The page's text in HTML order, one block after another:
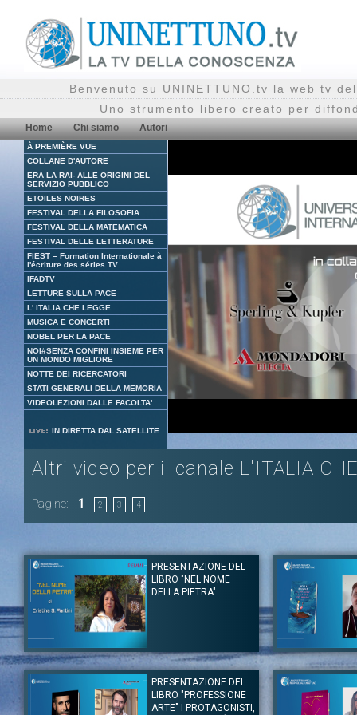
Benvenuto su UNINETTUNO.tv la web tv
Uno strumento libero creato per
Home Chi siamo Autori
À PREMIÈRE VUE
COLLANE D'AUTORE
ERA LA RAI- ALLE ORIGINI DEL
SERVIZIO PUBBLICO
ETOILES NOIRES
FESTIVAL DELLA FILOSOFIA
FESTIVAL DELLA MATEMATICA
FESTIVAL DELLE LETTERATURE
FIEST – Formation Internationale à
l'écriture des séries TV
IFADTV
LETTURE SULLA PACE
L' ITALIA CHE LEGGE
MUSICA E CONCERTI
NOBEL PER LA PACE
NOI#SENZA CONFINI INSIEME PER
UN MONDO MIGLIORE
NOTTE DEI RICERCATORI
STATI GENERALI DELLA MEMORIA
VIDEOLEZIONI DALLE FACOLTA'
IN DIRETTA DAL SATELLITE
11.90%
Altri video per il canale L'ITALIA
Pagine: 1 2 3 4
PRESENTAZIONE DEL
LIBRO "NEL NOME
DELLA PIETRA"
Autore:Cristina S. Fantini
Canale:L'ITALIA CHE LEGGE
Cristina S.Fantini ci offre una breve presentazione del suo ultimo
libro “Nel nome della Pietra” edizioni PIEMME. Il libro celebra la
grandezza del Duomo di Milano attraverso la storia di due gemelli
Autore:Nicola
Canale:L'ITALIA
Pubblicitario,
pronipote di
di me" la canzone
PRESENTAZIONE DEL
LIBRO "PROFESSIONE
ARTE" I PROTAGONISTI,